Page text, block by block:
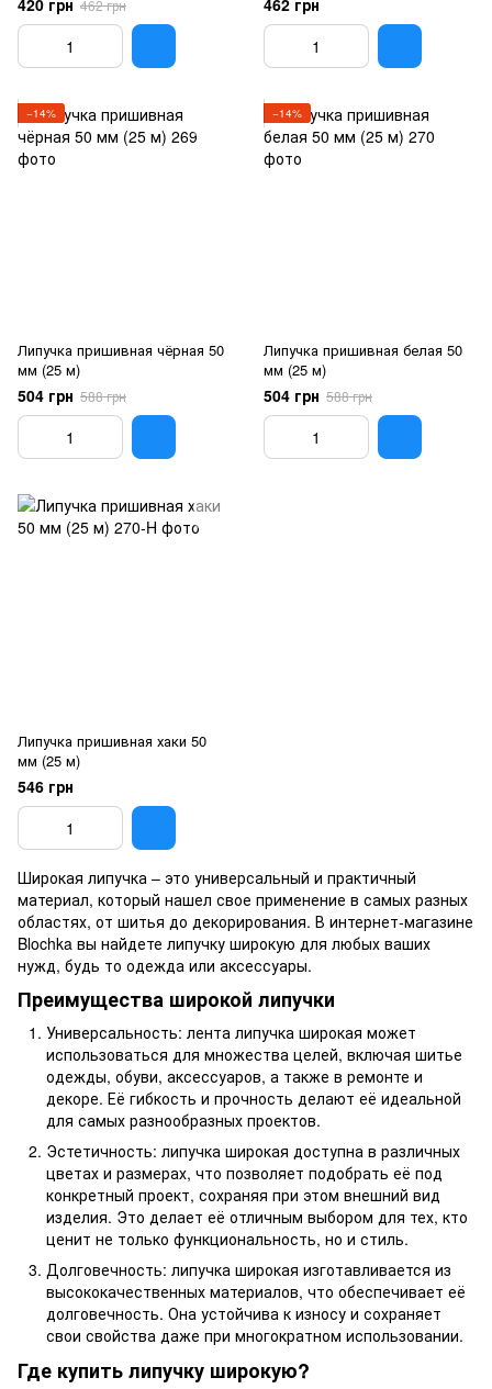
420 грн 462 грн 462 грн
−14%
Липучка пришивная чёрная 50
мм (25 м)
504 грн 588 грн
−14%
Липучка пришивная белая 50
мм (25 м)
504 грн 588 грн
Липучка пришивная хаки 50
мм (25 м)
546 грн
Широкая липучка – это универсальный и практичный
материал, который нашел свое применение в самых разных
областях, от шитья до декорирования. В интернет-магазине
Blochka вы найдете липучку широкую для любых ваших
нужд, будь то одежда или аксессуары.
Преимущества широкой липучки
Универсальность: лента липучка широкая может
использоваться для множества целей, включая шитье
одежды, обуви, аксессуаров, а также в ремонте и
декоре. Её гибкость и прочность делают её идеальной
для самых разнообразных проектов.
Эстетичность: липучка широкая доступна в различных
цветах и размерах, что позволяет подобрать её под
конкретный проект, сохраняя при этом внешний вид
изделия. Это делает её отличным выбором для тех, кто
ценит не только функциональность, но и стиль.
Долговечность: липучка широкая изготавливается из
высококачественных материалов, что обеспечивает её
долговечность. Она устойчива к износу и сохраняет
свои свойства даже при многократном использовании.
Где купить липучку широкую?